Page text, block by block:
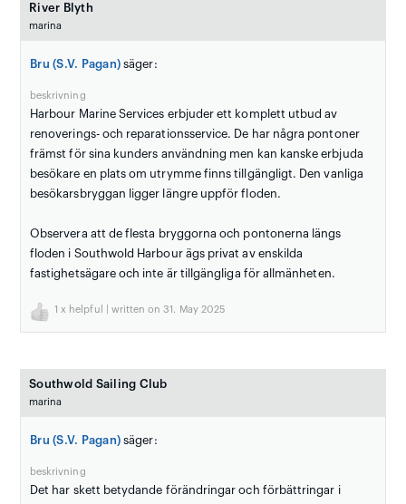
River Blyth
marina
Bru (S.V. Pagan) säger:
beskrivning
Harbour Marine Services erbjuder ett komplett utbud av
renoverings- och reparationsservice. De har några pontoner
främst för sina kunders användning men kan kanske erbjuda
besökare en plats om utrymme finns tillgängligt. Den vanliga
besökarsbryggan ligger längre uppför floden.
Observera att de flesta bryggorna och pontonerna längs
floden i Southwold Harbour ägs privat av enskilda
fastighetsägare och inte är tillgängliga för allmänheten.
1 x helpful | written on 31. May 2025
Southwold Sailing Club
marina
Bru (S.V. Pagan) säger:
beskrivning
Det har skett betydande förändringar och förbättringar i